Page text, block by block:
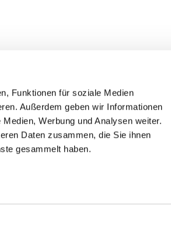
Funktionen für soziale Medien
Außerdem geben wir Informationen
Werbung und Analysen weiter.
Daten zusammen, die Sie ihnen
gesammelt haben.